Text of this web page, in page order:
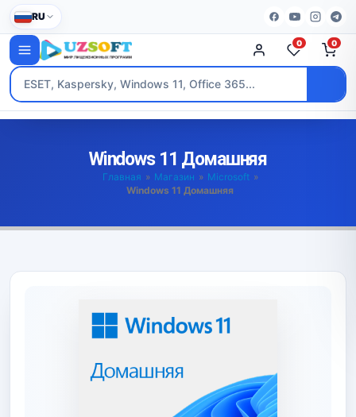
RU
0 0
Windows 11 Домашняя
Главная » Магазин » Microsoft »
Windows 11 Домашняя